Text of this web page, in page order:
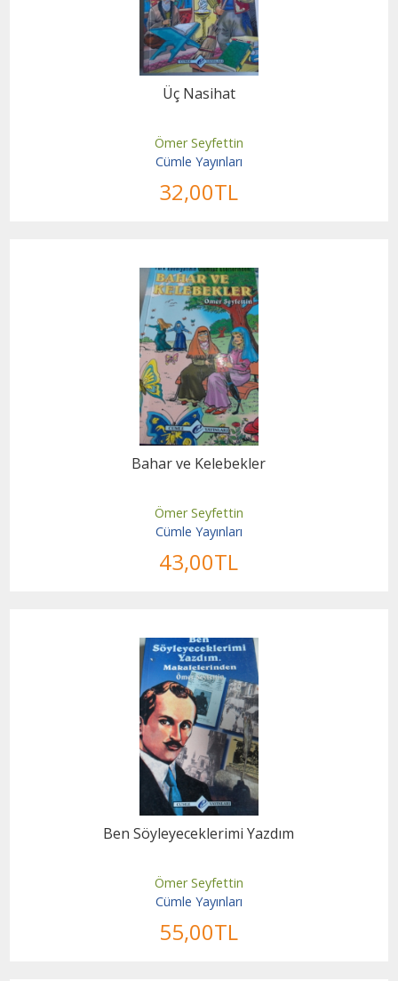
Üç Nasihat
Ömer Seyfettin
Cümle Yayınları
32,00TL
Bahar ve Kelebekler
Ömer Seyfettin
Cümle Yayınları
43,00TL
Ben Söyleyeceklerimi Yazdım
Ömer Seyfettin
Cümle Yayınları
55,00TL